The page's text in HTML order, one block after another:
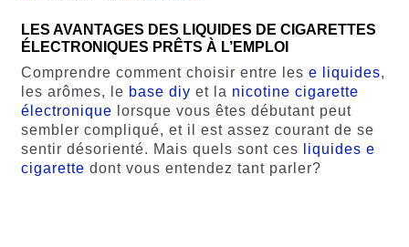
LES AVANTAGES DES LIQUIDES DE CIGARETTES
ÉLECTRONIQUES PRÊTS À L’EMPLOI
Comprendre comment choisir entre les e liquides,
les arômes, le base diy et la nicotine cigarette
électronique lorsque vous êtes débutant peut
sembler compliqué, et il est assez courant de se
sentir désorienté. Mais quels sont ces
liquides e
cigarette dont vous entendez tant parler?